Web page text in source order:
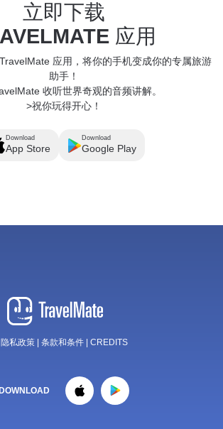
立即下载
应用
应用，将你的手机变成你的专属旅游
助手！
收听世界奇观的音频讲解。
>祝你玩得开心！
Download
App Store
Download
Google Play
隐私政策| 条款和条件 CREDITS
DOWNLOAD